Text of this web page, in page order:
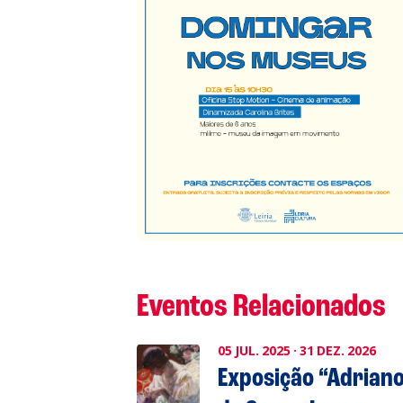
Eventos Relacionados
05 JUL. 2025 · 31 DEZ. 2026
Exposição